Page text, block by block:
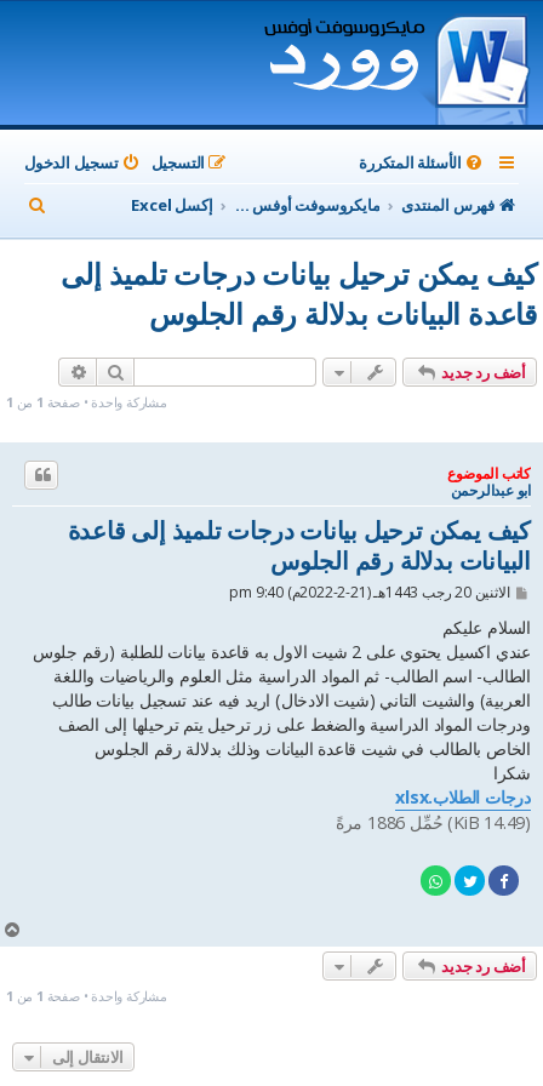
الأسئلة المتكررة تسجيل الدخول
التسجيل
فهرس المنتدى
مايكروسوفت أوفس Microsoft Office إكسل Excel
ح
كيف يمكن ترحيل بيانات درجات تلميذ إلى
قاعدة البيانات بدلالة رقم الجلوس
أضف رد جديد بحث
مشاركة واحدة • صفحة 1 من 1
كاتب الموضوع
ابو عبدالرحمن
كيف يمكن ترحيل بيانات درجات تلميذ إلى قاعدة
البيانات بدلالة رقم الجلوس
م
ا
ر
ك
ة
الاثنين 20 رجب 1443هـ (21-2-2022م) 9:40 pm
السلام عليكم
عندي اكسيل يحتوي على 2 شيت الاول به قاعدة بيانات للطلبة (رقم جلوس
الطالب- اسم الطالب- ثم المواد الدراسية مثل العلوم والرياضيات واللغة
العربية) والشيت التاني (شيت الادخال) اريد فيه عند تسجيل بيانات طالب
ودرجات المواد الدراسية والضغط على زر ترحيل يتم ترحيلها إلى الصف
الخاص بالطالب في شيت قاعدة البيانات وذلك بدلالة رقم الجلوس
شكرا
درجات الطلاب.xlsx
(14.49 KiB) حُمِّل 1886 مرةً
أضف رد جديد
مشاركة واحدة • صفحة 1 من 1
الانتقال إلى